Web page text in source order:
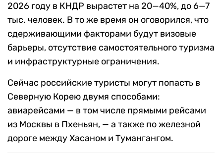
2026 году в КНДР вырастет на 20—40%, до 6—7
тыс. человек. В то же время он оговорился, что
сдерживающими факторами будут визовые
барьеры, отсутствие самостоятельного туризма
и инфраструктурные ограничения.
Сейчас российские туристы могут попасть в
Северную Корею двумя способами:
авиарейсами — в том числе прямыми рейсами
из Москвы в Пхеньян, — а также по железной
дороге между Хасаном и Тумангангом.